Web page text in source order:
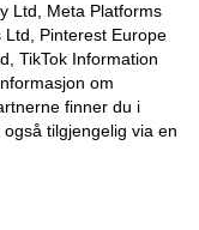
Ltd, Meta Platforms
Pinterest Europe
TikTok Information
om
finner du i
også tilgjengelig via en